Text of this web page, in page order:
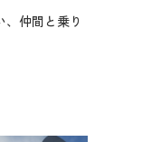
仲間と乗り